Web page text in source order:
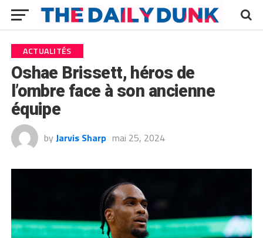
ACTUALITÉS
Oshae Brissett, héros de
l’ombre face à son ancienne
équipe
by Jarvis Sharp mai 25, 2024